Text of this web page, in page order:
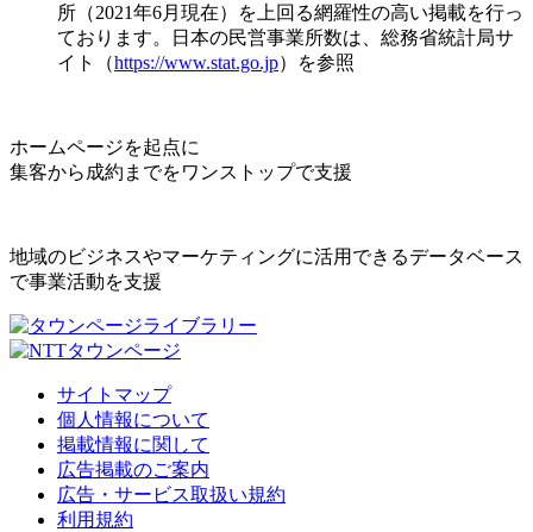
所（2021年6月現在）を上回る網羅性の高い掲載を行っ
ております。日本の民営事業所数は、総務省統計局サ
イト（https://www.stat.go.jp）を参照
ホームページを起点に
集客から成約までをワンストップで支援
地域のビジネスやマーケティングに活用できるデータベース
で事業活動を支援
サイトマップ
個人情報について
掲載情報に関して
広告掲載のご案内
広告・サービス取扱い規約
利用規約